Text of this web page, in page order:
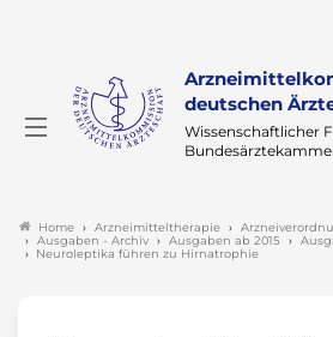
deutschen
Wissenschaftlicher
Home Arzneimitteltherapie
Ausgaben - Archiv
Ausgaben ab 2015
Neuroleptika führen zu Hirnatrophie